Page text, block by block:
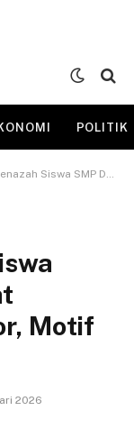
POLITIK
Saat Syuting Konten Horor, Motif Pelaku Terungkap
Motif
2026